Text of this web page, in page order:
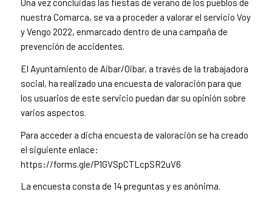
Una vez concluidas las fiestas de verano de los pueblos de
nuestra Comarca, se va a proceder a valorar el servicio Voy
y Vengo 2022, enmarcado dentro de una campaña de
prevención de accidentes.
El Ayuntamiento de Aibar/Oibar, a través de la trabajadora
social, ha realizado una encuesta de valoración para que
los usuarios de este servicio puedan dar su opinión sobre
varios aspectos.
Para acceder a dicha encuesta de valoración se ha creado
el siguiente enlace:
https://forms.gle/P1GVSpCTLcpSR2uV6
La encuesta consta de 14 preguntas y es anónima.